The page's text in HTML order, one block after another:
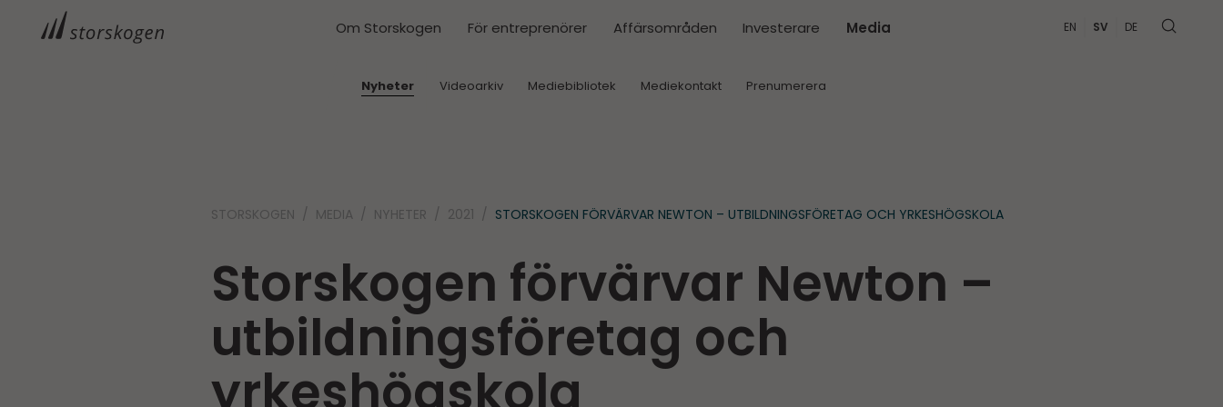
Om Storskogen För entreprenörer Affärsområden Investerare Media
Nyheter Videoarkiv Mediebibliotek Mediekontakt Prenumerera
EN SV DE
STORSKOGEN MEDIA NYHETER 2021 STORSKOGEN FÖRVÄRVAR NEWTON – UTBILDNINGSFÖRETAG OCH YRKESHÖGSKOLA
Storskogen förvärvar Newton –
utbildningsföretag och
yrkeshögskola